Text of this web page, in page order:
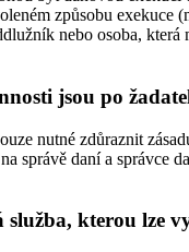
způsobu exekuce
nebo osoba, která
jsou po
nutné zdůraznit
správě daní a správce
služba, kterou lze